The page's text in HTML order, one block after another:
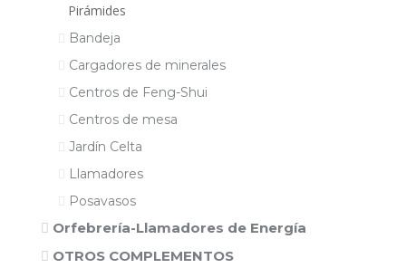
Pirámides
Bandeja
Cargadores de minerales
Centros de Feng-Shui
Centros de mesa
Jardín Celta
Llamadores
Posavasos
Orfebrería-Llamadores de Energía
OTROS COMPLEMENTOS